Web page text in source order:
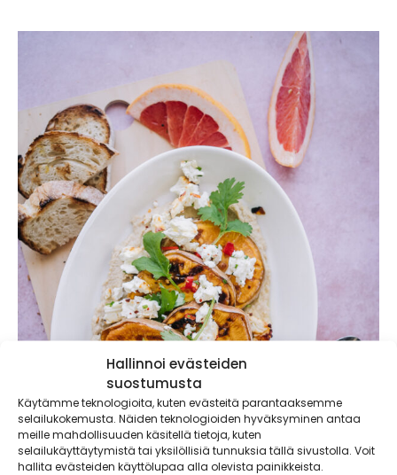
Hallinnoi evästeiden
suostumusta
Käytämme teknologioita, kuten evästeitä parantaaksemme
selailukokemusta. Näiden teknologioiden hyväksyminen antaa
meille mahdollisuuden käsitellä tietoja, kuten
selailukäyttäytymistä tai yksilöllisiä tunnuksia tällä sivustolla. Voit
hallita evästeiden käyttölupaa alla olevista painikkeista.